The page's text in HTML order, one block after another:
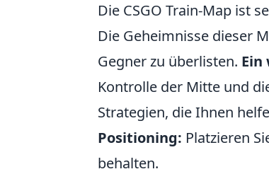
Die CSGO Train-Map ist
Die Geheimnisse dieser
Gegner zu überlisten. Ein
Kontrolle der Mitte und
Strategien, die Ihnen
Positioning: Platzieren
behalten.